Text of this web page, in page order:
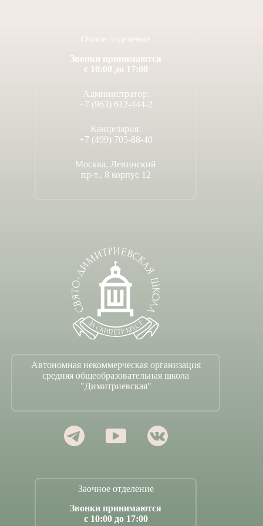
Очное отделение
Звонки принимаются
с 10:00 до 17:00
Администратор:
+7 (963) 612-444-2
Канцелярия:
+7 (499) 705-88-40
Москва, Ленинский
пр-т., 8 корпус 12
Автономная некоммерческая организация
средняя общеобразовательная школа
"Димитриевская"
Заочное отделение
Звонки принимаются
с 10:00 до 17:00